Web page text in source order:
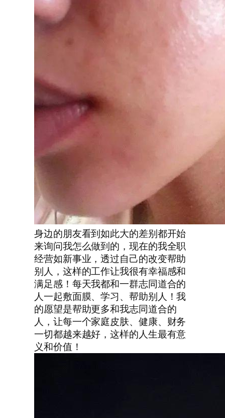
身边的朋友看到如此大的差别都开始
来询问我怎么做到的，现在的我全职
经营如新事业，透过自己的改变帮助
别人，这样的工作让我很有幸福感和
满足感！每天我都和一群志同道合的
人一起敷面膜、学习、帮助别人！我
的愿望是帮助更多和我志同道合的
人，让每一个家庭皮肤、健康、财务
一切都越来越好，这样的人生最有意
义和价值！